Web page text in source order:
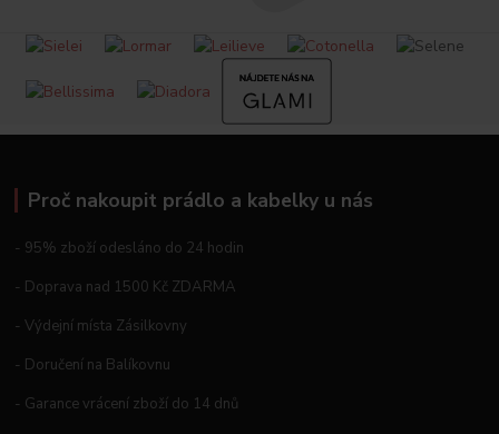
Proč nakoupit prádlo a kabelky u nás
- 95% zboží odesláno do 24 hodin
- Doprava nad 1500 Kč ZDARMA
- Výdejní místa Zásilkovny
- Doručení na Balíkovnu
- Garance vrácení zboží do 14 dnů